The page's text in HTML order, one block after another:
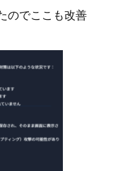
のでここも改善